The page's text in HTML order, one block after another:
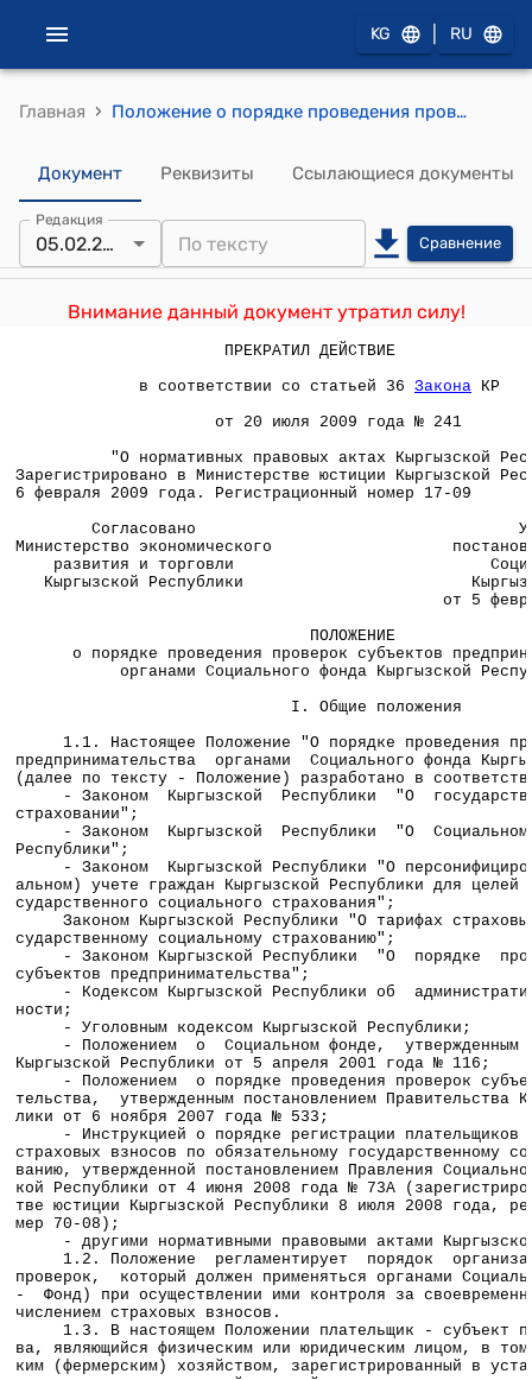
KG RU
Главная › Положение о порядке проведения проверок субъектов предпринимательства органами Социального фонда Кыргызской Республики (утверждено постановлением Правления Соцфонда КР от 5 февраля 2009 года № 9)
Документ Реквизиты Ссылающиеся документы
Редакция
05.02.2009 Сравнение
Внимание данный документ утратил силу!